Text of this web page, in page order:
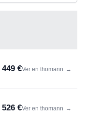
449 €Ver en thomann →
526 €Ver en thomann →